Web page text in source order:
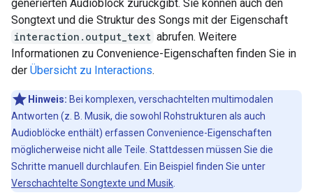
generierten Audioblock zurückgibt. Sie können auch den
Songtext und die Struktur des Songs mit der Eigenschaft
interaction.output_text abrufen. Weitere
Informationen zu Convenience-Eigenschaften finden Sie in
der Übersicht zu Interactions.
Hinweis: Bei komplexen, verschachtelten multimodalen
Antworten (z. B. Musik, die sowohl Rohstrukturen als auch
Audioblöcke enthält) erfassen Convenience-Eigenschaften
möglicherweise nicht alle Teile. Stattdessen müssen Sie die
Schritte manuell durchlaufen. Ein Beispiel finden Sie unter
Verschachtelte Songtexte und Musik